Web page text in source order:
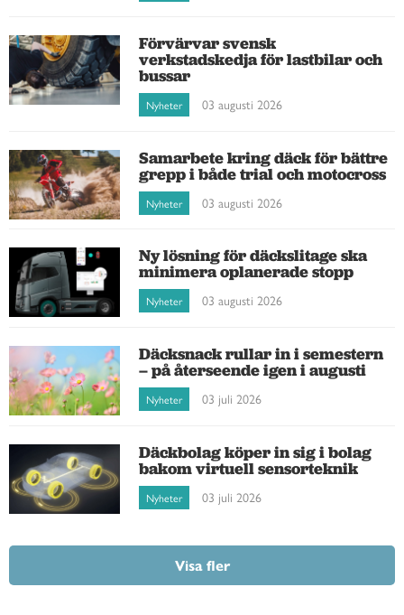
Förvärvar svensk
verkstadskedja för lastbilar och
bussar
Nyheter 03 augusti 2026
Samarbete kring däck för bättre
grepp i både trial och motocross
Nyheter 03 augusti 2026
Ny lösning för däckslitage ska
minimera oplanerade stopp
Nyheter 03 augusti 2026
Däcksnack rullar in i semestern
– på återseende igen i augusti
Nyheter 03 juli 2026
Däckbolag köper in sig i bolag
bakom virtuell sensorteknik
Nyheter 03 juli 2026
Visa fler